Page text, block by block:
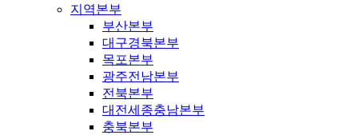
지역본부
부산본부
대구경북본부
목포본부
광주전남본부
전북본부
대전세종충남본부
충북본부